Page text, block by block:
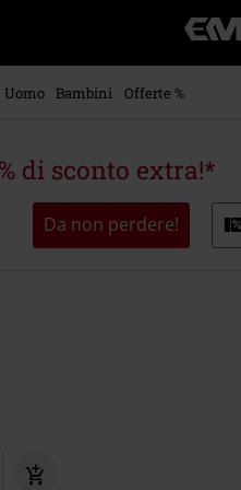
Uomo Bambini Offerte %
di sconto extra!*
Da non perdere!